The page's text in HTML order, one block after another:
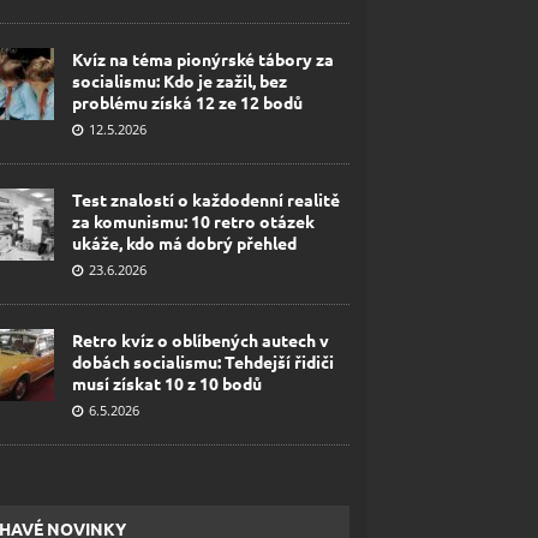
Kvíz na téma pionýrské tábory za
socialismu: Kdo je zažil, bez
problému získá 12 ze 12 bodů
12.5.2026
Test znalostí o každodenní realitě
za komunismu: 10 retro otázek
ukáže, kdo má dobrý přehled
23.6.2026
Retro kvíz o oblíbených autech v
dobách socialismu: Tehdejší řidiči
musí získat 10 z 10 bodů
6.5.2026
NOVINKY